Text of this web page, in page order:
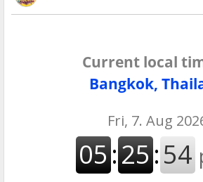
Current local
Bangkok,